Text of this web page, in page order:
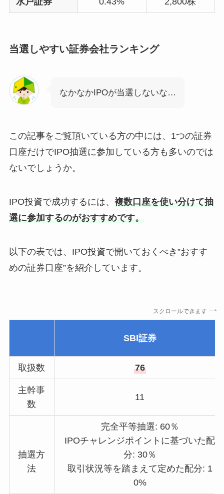
当選しやすい証券会社ランキング
なかなかIPOが当選しないな…
この記事をご覧頂いている方の中には、1つの証券
口座だけでIPO抽選に参加している方も多いのでは
ないでしょうか。
IPO投資で成功するには、 複数口座を使い分けて抽
選に参加するのがおすすめです。
以下の表では、IPO投資で開いておくべき”おすす
めの証券口座”を紹介しています。
スクロールできます
SBI証券
取扱数 76
主幹事
数
11
抽選方
法
完全平等抽選: 60％
IPOチャレンジポイントに基づいた配
分: 30％
取引状況等を踏まえて定めた配分: 1
0%